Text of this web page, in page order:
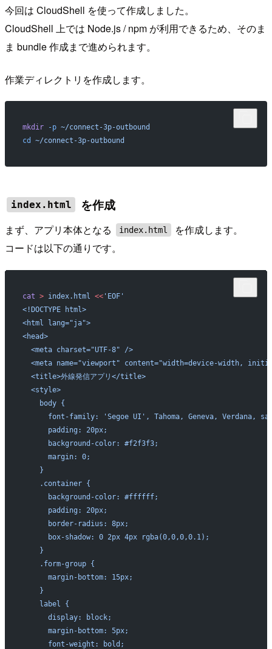
今回は CloudShell を使って作成しました。
CloudShell 上では Node.js / npm が利用できるため、そのま
ま bundle 作成まで進められます。
作業ディレクトリを作成します。
mkdir -p ~/connect-3p-outbound
cd
~/connect-3p-outbound
index.html を作成
まず、アプリ本体となる index.html
を作成します。
コードは以下の通りです。
cat > index.html <<'EOF'
<!DOCTYPE html>
<html lang="ja">
<head>
  <meta charset="UTF-8" />
<meta name="viewport" content="width=device-width,
  <title>外線発信アプリ</title>
  <style>
    body {
font-family: 'Segoe UI', Tahoma, Geneva, Verdana,
      padding: 20px;
      background-color: #f2f3f3;
      margin: 0;
    }
    .container {
      background-color: #ffffff;
      padding: 20px;
      border-radius: 8px;
      box-shadow: 0 2px 4px rgba(0,0,0,0.1);
    }
    .form-group {
      margin-bottom: 15px;
    }
    label {
      display: block;
      margin-bottom: 5px;
      font-weight: bold;